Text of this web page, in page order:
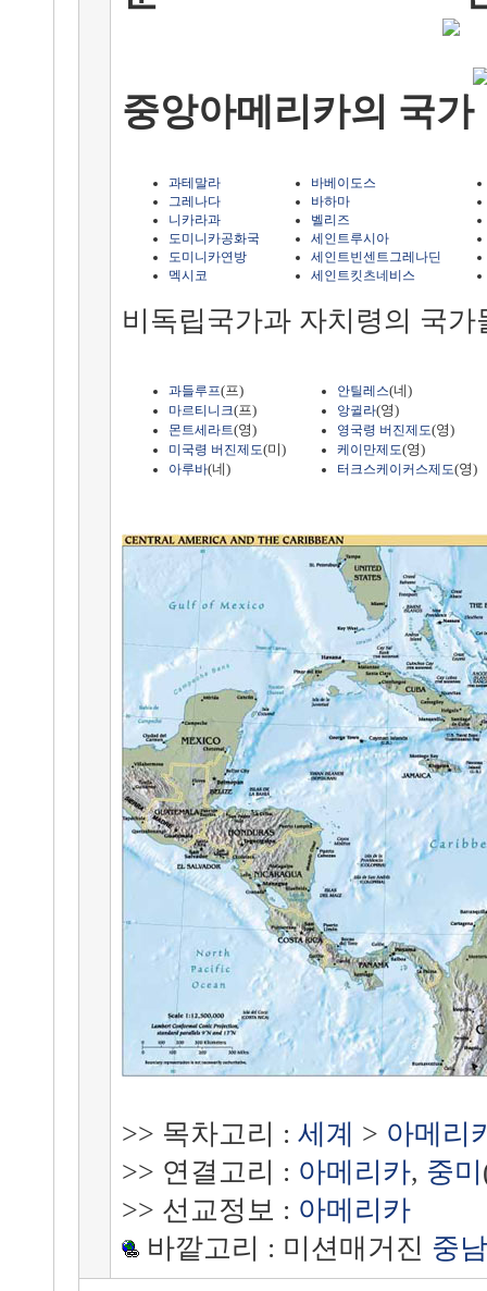
중앙아메리카의 국가
과테말라
그레나다
니카라과
도미니카공화국
도미니카연방
멕시코
바베이도스
바하마
벨리즈
세인트루시아
세인트빈센트그레나딘
세인트킷츠네비스
비독립국가과 자치령의 국
과들루프(프)
마르티니크(프)
몬트세라트(영)
미국령 버진제도(미)
아루바(네)
안틸레스(네)
앙귈라(영)
영국령 버진제도(영)
케이만제도(영)
터크스케이커스제도(영)
>> 목차고리 : 세계 > 아메리
>> 연결고리 : 아메리카, 중미
>> 선교정보 : 아메리카
바깥고리 : 미션매거진 중